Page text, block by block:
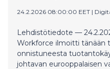
24.2.2026 08:00:00 EET |
Lehdistötiedote —
Workforce ilmoitti tänään
onnistuneesta
johtavan eurooppalaisen